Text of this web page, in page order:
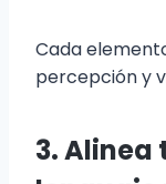
Cada
percepción y
3. Alinea